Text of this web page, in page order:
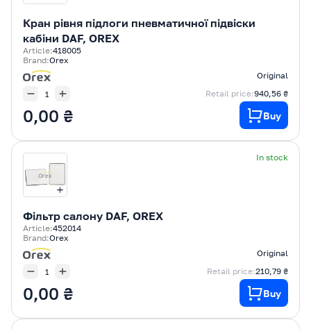
Кран рівня підлоги пневматичної підвіски
кабіни DAF, OREX
Article:418005
Brand:Orex
Original
Retail price:940,56 ₴
0,00 ₴ Buy
In stock
Фільтр салону DAF, OREX
Article:452014
Brand:Orex
Original
Retail price:210,79 ₴
0,00 ₴ Buy